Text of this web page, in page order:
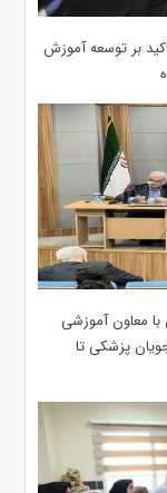
بر توسعه آموزش
معاون آموزشی
‌پزشکی تا